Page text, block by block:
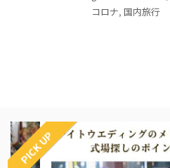
コロナ, 国内旅行
PICK UP